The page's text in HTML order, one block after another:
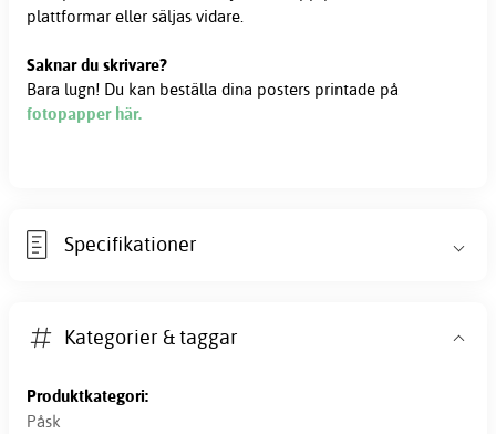
plattformar eller säljas vidare.
Saknar du skrivare?
Bara lugn! Du kan beställa dina posters printade på
fotopapper här.
Specifikationer
Kategorier & taggar
Produktkategori:
Påsk